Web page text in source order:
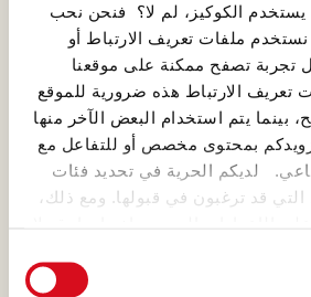
يستخدم الكوكيز، لم لا؟ فنحن نحب
ملفات تعريف الارتباط أو
تجربة تصفح ممكنة على موقعنا
تعريف الارتباط هذه ضرورية للموقع
يتم استخدام البعض الآخر منها
بمحتوى مخصص أو للتفاعل مع
لديكم الحرية في تحديد فئات
التي قد ترغبون في قبولها. ومع ذلك،
القهوة
لا يمكن إلا لقهوة ذات جودة عالية
أن تصنع كريمة ذات طعم وقوام
مميز!